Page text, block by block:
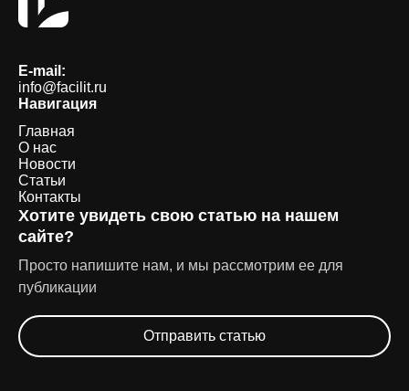
E-mail:
info@facilit.ru
Навигация
Главная
О нас
Новости
Статьи
Контакты
Хотите увидеть свою статью на нашем
сайте?
Просто напишите нам, и мы рассмотрим ее для
публикации
Отправить статью